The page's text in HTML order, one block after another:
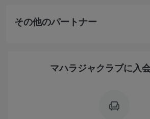
その他のパートナー
マハラジャクラブに入